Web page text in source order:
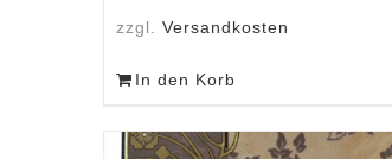
zzgl. Versandkosten
In den Korb